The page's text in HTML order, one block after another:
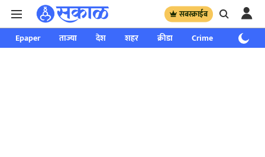
सबस्क्राईब
Epaper ताज्या देश शहर क्रीडा Crime साप्ताहिक